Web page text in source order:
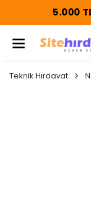
5.000
Teknik Hırdavat